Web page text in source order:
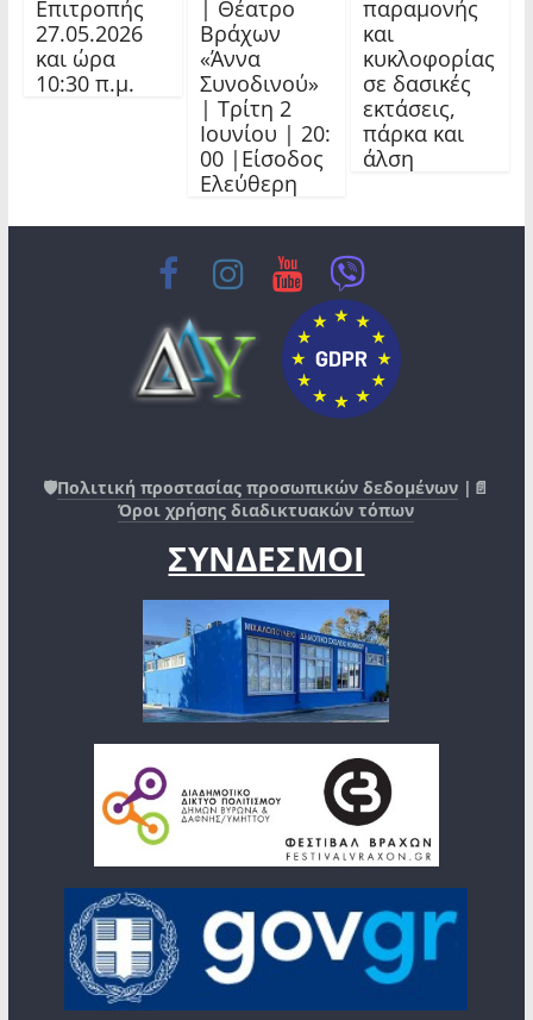
Επιτροπής
27.05.2026
και ώρα
10:30 π.μ.
| Θέατρο
Βράχων
«Άννα
Συνοδινού»
| Τρίτη 2
Ιουνίου | 20:
00 |Είσοδος
Ελεύθερη
παραμονής
και
κυκλοφορίας
σε δασικές
εκτάσεις,
πάρκα και
άλση
🛡️Πολιτική προστασίας προσωπικών δεδομένων |📄
Όροι χρήσης διαδικτυακών τόπων
ΣΥΝΔΕΣΜΟΙ